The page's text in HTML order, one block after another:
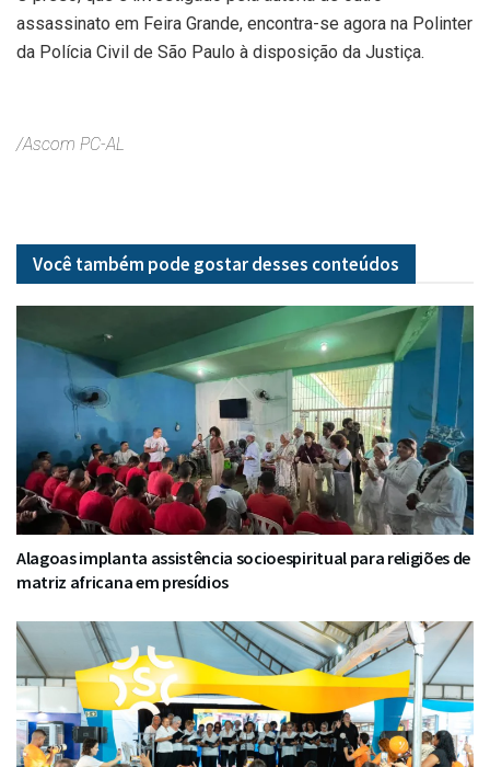
assassinato em Feira Grande, encontra-se agora na Polinter
da Polícia Civil de São Paulo à disposição da Justiça.
/Ascom PC-AL
Você também pode gostar desses conteúdos
Alagoas implanta assistência socioespiritual para religiões de
matriz africana em presídios